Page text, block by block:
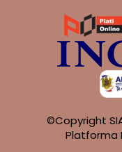
©Copyright SIA
Platforma